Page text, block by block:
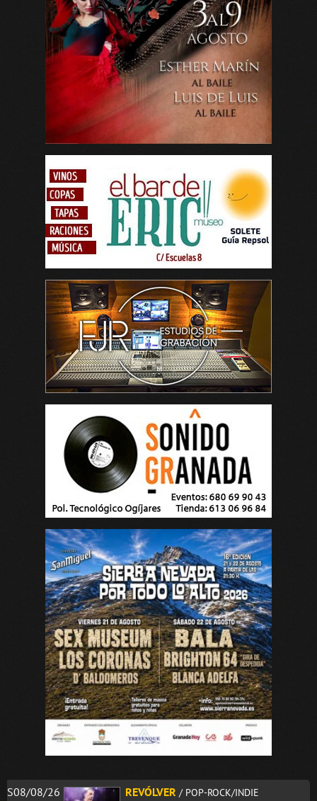
S08/08/26
REVÓLVER / POP-ROCK/INDIE